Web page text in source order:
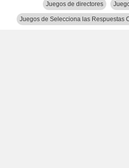
Juegos de directores
Juegos de Selecciona las Respuestas